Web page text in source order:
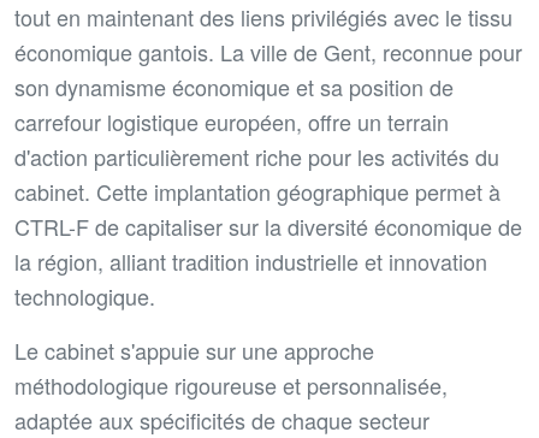
tout en maintenant des liens privilégiés avec le tissu
économique gantois. La ville de Gent, reconnue pour
son dynamisme économique et sa position de
carrefour logistique européen, offre un terrain
d'action particulièrement riche pour les activités du
cabinet. Cette implantation géographique permet à
CTRL-F de capitaliser sur la diversité économique de
la région, alliant tradition industrielle et innovation
technologique.
Le cabinet s'appuie sur une approche
méthodologique rigoureuse et personnalisée,
adaptée aux spécificités de chaque secteur